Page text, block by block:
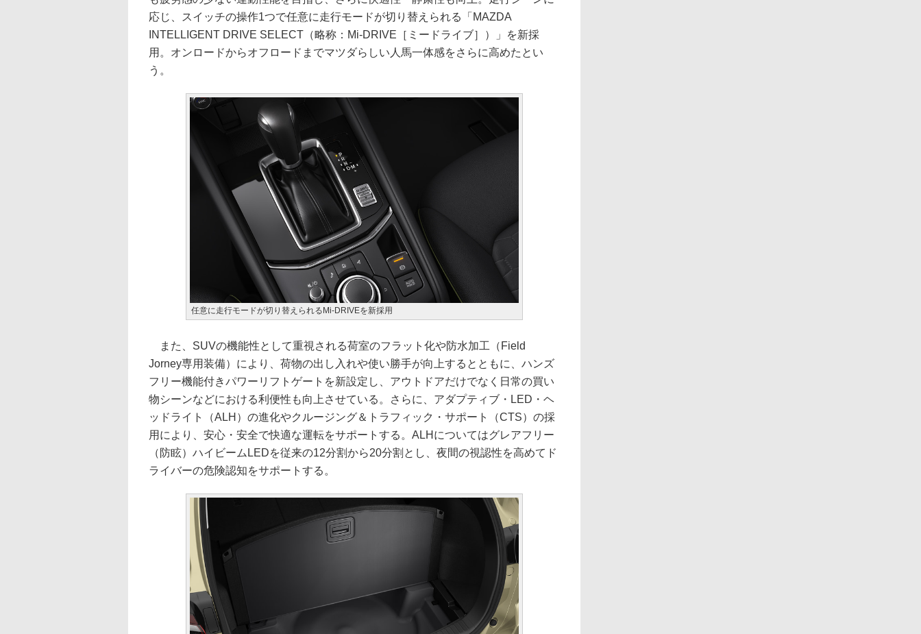
応じ、スイッチの操作1つで任意に走行モードが切り替えられる「MAZDA
INTELLIGENT DRIVE SELECT（略称：Mi-DRIVE［ミードライブ］）」を新採
用。オンロードからオフロードまでマツダらしい人馬一体感をさらに高めたとい
う。
任意に走行モードが切り替えられるMi-DRIVEを新採用
また、SUVの機能性として重視される荷室のフラット化や防水加工（Field
Jorney専用装備）により、荷物の出し入れや使い勝手が向上するとともに、ハンズ
フリー機能付きパワーリフトゲートを新設定し、アウトドアだけでなく日常の買い
物シーンなどにおける利便性も向上させている。さらに、アダプティブ・LED・ヘ
ッドライト（ALH）の進化やクルージング＆トラフィック・サポート（CTS）の採
用により、安心・安全で快適な運転をサポートする。ALHについてはグレアフリー
（防眩）ハイビームLEDを従来の12分割から20分割とし、夜間の視認性を高めてド
ライバーの危険認知をサポートする。